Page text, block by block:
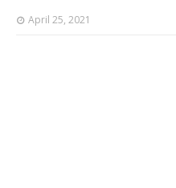
April 25, 2021